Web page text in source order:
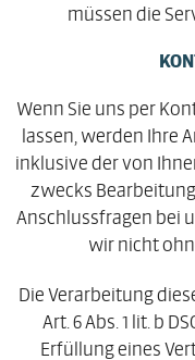
müssen die
Wenn Sie uns per
lassen, werden Ihre
inklusive der von
zwecks
Anschlussfragen bei
wir nicht
Die Verarbeitung
Art. 6 Abs. 1 lit. b
Erfüllung eines